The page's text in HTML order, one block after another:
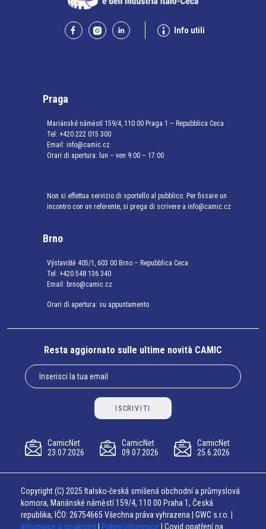
Info utili
Praga
Mariánské náměstí 159/4, 110 00 Praga 1 – Repubblica Ceca
Tel: +420 222 015 300
Email: info@camic.cz
Orari di apertura: lun – ven 9:00 – 17:00
Non si effettua servizio di sportello al pubblico. Per fissare un
incontro con un referente, si prega di scrivere a info@camic.cz
Brno
Výstaviště 405/1, 603 00 Brno – Repubblica Ceca
Tel: +420 548 136 340
Email: brno@camic.cz
Orari di apertura: su appuntamento
Resta aggiornato sulle ultime novità CAMIC
ISCRIVITI
CamicNet
23.07.2026
CamicNet
09.07.2026
CamicNet
25.6.2026
Copyright (C) 2025 Italsko-česká smíšená obchodní a průmyslová
komora, Mariánské náměstí 159/4, 110 00 Praha 1, Česká
republika, IČO: 26754665 Všechna práva vyhrazena | GWC s.r.o. |
Informace o soukromí
Právní informace | Covid opatření na